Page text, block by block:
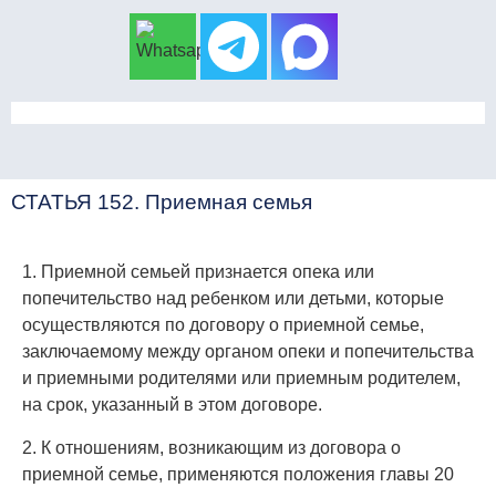
СТАТЬЯ 152. Приемная семья
1. Приемной семьей признается опека или
попечительство над ребенком или детьми, которые
осуществляются по договору о приемной семье,
заключаемому между органом опеки и попечительства
и приемными родителями или приемным родителем,
на срок, указанный в этом договоре.
2. К отношениям, возникающим из договора о
приемной семье, применяются положения главы 20